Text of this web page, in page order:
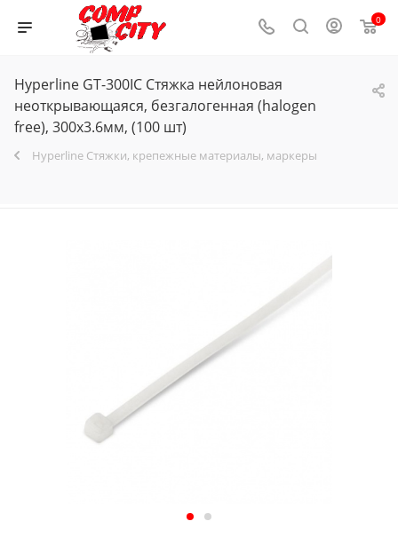
0
Hyperline GT-300IC Стяжка нейлоновая
неоткрывающаяся, безгалогенная (halogen
free), 300x3.6мм, (100 шт)
Hyperline Стяжки, крепежные материалы, маркеры